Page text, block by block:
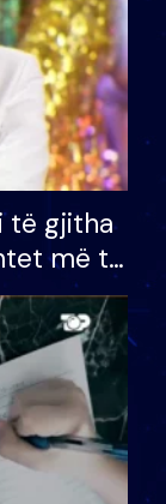
të gjitha
më të
Do më